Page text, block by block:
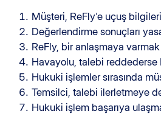
Müşteri, ReFly'e uçuş
Değerlendirme sonuçları
ReFly, bir anlaşmaya
Havayolu, talebi
Hukuki işlemler sırasında
Temsilci, talebi ilerletmeye
Hukuki işlem başarıya